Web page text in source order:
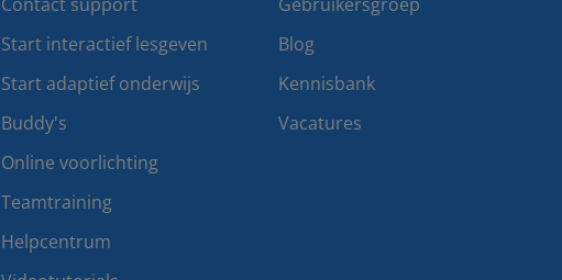
Start interactief lesgeven
Start adaptief onderwijs
Buddy's
Online voorlichting
Teamtraining
Helpcentrum
Blog
Kennisbank
Vacatures